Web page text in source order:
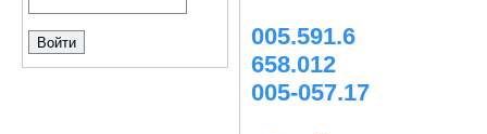
005.591.6
658.012
005-057.17